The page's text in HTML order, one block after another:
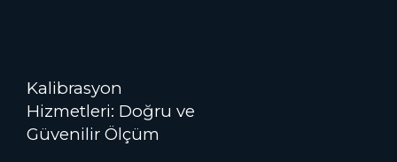
Kalibrasyon
Hizmetleri: Doğru ve
Güvenilir Ölçüm